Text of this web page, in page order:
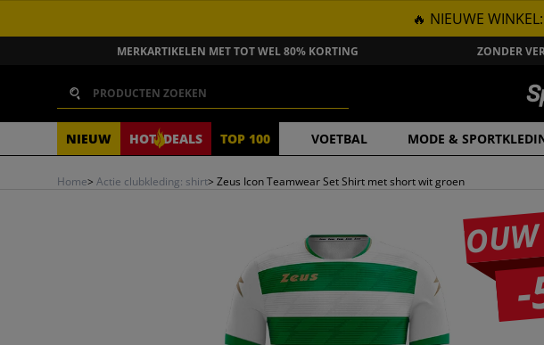
GA NAAR INHOUD
🔥 NIEUWE
MERKARTIKELEN MET TOT WEL 80% KORTING ZONDER
NIEUW HOT DEALS TOP 100 VOETBAL MODE &
Zoeken
Home> Actie clubkleding: shirt> Zeus Icon Teamwear Set Shirt met short wit groen
-